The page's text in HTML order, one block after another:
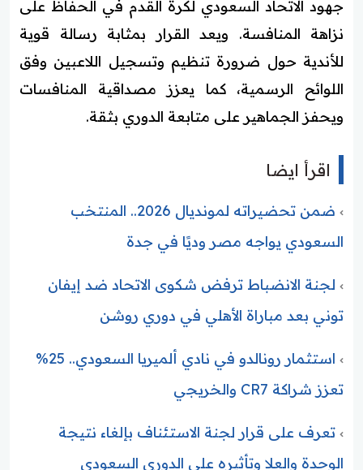
جهود الاتحاد السعودي لكرة القدم في الحفاظ على
نزاهة المنافسة. ويعد القرار بمثابة رسالة قوية
للأندية حول ضرورة تنظيم وتسجيل اللاعبين وفق
اللوائح الرسمية، كما يعزز مصداقية المنافسات
ويحفز الجماهير على متابعة الدوري بثقة.
اقرأ ايضا
ضمن تحضيراته لمونديال 2026.. المنتخب
السعودي يواجه مصر وديًا في جدة
لجنة الانضباط ترفض شكوى الاتحاد ضد إيفان
توني بعد مباراة الأهلي في دوري روشن
استثمار رونالدو في نادي ألميريا السعودي.. 25%
تعزز شراكة CR7 والخريجي
تعرف على قرار لجنة الاستئناف بإلغاء نتيجة
الوحدة والعلا وتأثيره على الدوري السعودي